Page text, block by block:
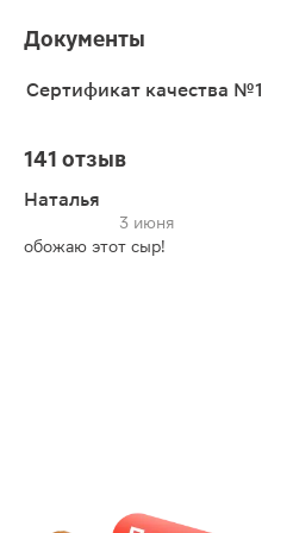
Документы
Сертификат качества №1
141 отзыв
Наталья
3 июня
обожаю этот сыр!